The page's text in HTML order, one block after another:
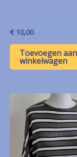
€ 10,00
Toevoegen aan
winkelwagen